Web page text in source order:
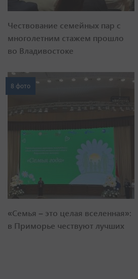
Чествование семейных пар с
многолетним стажем прошло
во Владивостоке
8 фото
«Семья – это целая вселенная»:
в Приморье чествуют лучших